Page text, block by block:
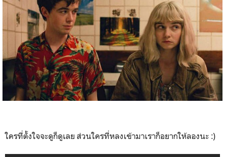
ใครที่ตั้งใจจะดูก็ดูเลย ส่วนใครที่หลงเข้ามาเราก็อยากให้ลองนะ :)